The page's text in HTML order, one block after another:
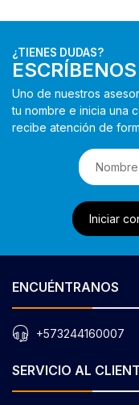
¿TIENES DUDAS?
Uno de nuestros
tu nombre e inicia una
recibe atención de
Iniciar
ENCUÉNTRANOS
+573244160007
SERVICIO AL